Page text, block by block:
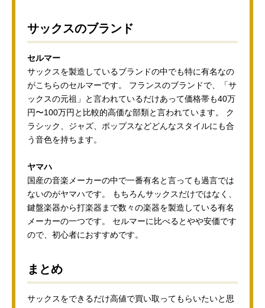
サックスのブランド
セルマー
サックスを製造しているブランドの中でも特に有名なの
がこちらのセルマーです。 フランスのブランドで、「サ
ックスの元祖」と言われているだけあって価格帯も40万
円〜100万円と比較的高価な部類と言われています。 ク
ラシック、ジャズ、ポップスなどどんなスタイルにも合
う音色を持ちます。
ヤマハ
国産の音楽メーカーの中で一番有名と言っても過言では
ないのがヤマハです。 もちろんサックスだけではなく、
鍵盤楽器から打楽器まで数々の楽器を製造している有名
メーカーの一つです。 セルマーに比べるとやや安価です
ので、初心者におすすめです。
まとめ
サックスをできるだけ高値で買い取ってもらいたいと思